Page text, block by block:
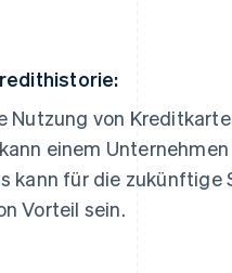
Nutzung von
einem
kann für die
Vorteil sein.